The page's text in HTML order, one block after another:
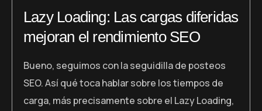
Lazy Loading: Las cargas diferidas
mejoran el rendimiento SEO
Bueno, seguimos con la seguidilla de posteos
SEO. Así qué toca hablar sobre los tiempos de
carga, más precisamente sobre el Lazy Loading,